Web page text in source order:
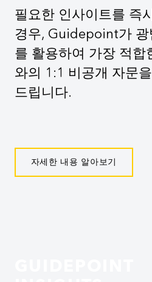
필요한 인사이트를 즉
경우, Guidepoint가 광
를 활용하여 가장 적합
와의 1:1 비공개 자문
드립니다.
자세한 내용 알아보기